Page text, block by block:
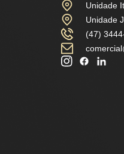
Unidade
Unidade
(47)